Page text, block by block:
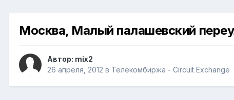
Москва, Малый палашевский
Автор: mix2
26 апреля, 2012 в Телекомбиржа - Circuit Exchange